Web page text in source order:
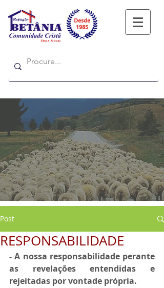
Refugio
Post
RESPONSABILIDADE
- A nossa responsabilidade perante
as revelações entendidas e
rejeitadas por vontade própria.